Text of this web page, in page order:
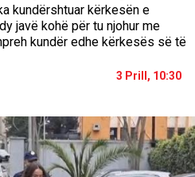
kundërshtuar kërkesën e
javë kohë për tu njohur me
kundër edhe kërkesës së të
3 Prill, 10:30